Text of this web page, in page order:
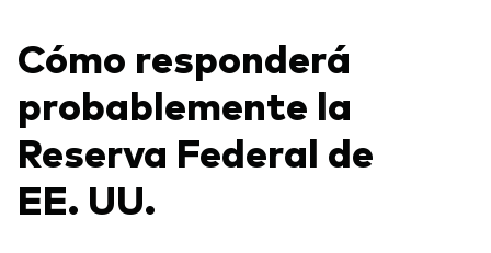
Cómo responderá
probablemente la
Reserva Federal de
EE. UU.